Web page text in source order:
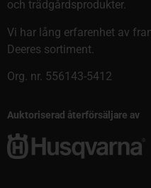
och trädgårdsprodukter.
Vi har lång erfarenhet av
Deeres sortiment.
Org. nr. 556143-5412
Auktoriserad återförsäljare av